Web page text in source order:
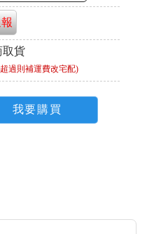
取貨
過則補運費改宅配)